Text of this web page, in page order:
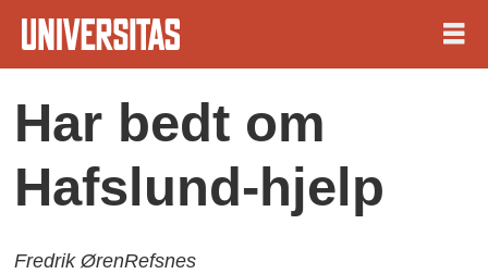
Har bedt om
Hafslund-hjelp
Fredrik ØrenRefsnes